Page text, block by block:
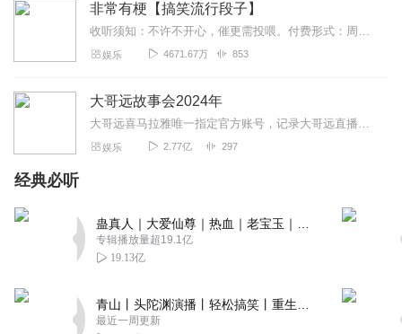
非常有梗【搞笑流行段子】
收听须知：不许不开心，催更需投喂。付费形式：周一付费更新，周四免费更新。不定期加更。会员免费听，或单期2.99元订购听（二选一即可）！本节目由喜马拉雅独家出品说...
娱乐 4671.67万 853
大哥远故事会2024年
大哥远喜马拉雅唯一指定官方账号，记录大哥远直播时讲述每段故事会，用最接地气的东北话带你身临其境走进每一段故事会，你笑了就行，不要纠结故事的真实性。故事消失的就是...
娱乐 2.77亿 297
经典必听
专辑播放量超19.1亿
19.13亿
最近一周更新